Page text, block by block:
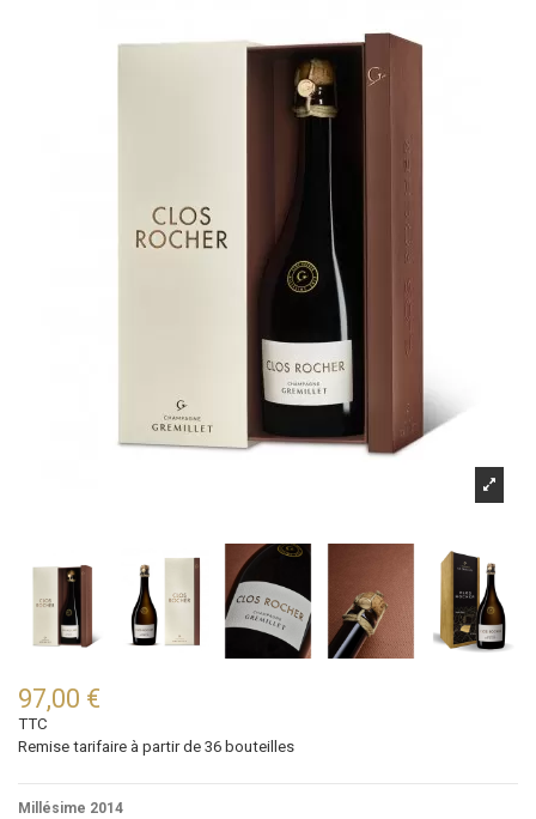
97,00 €
TTC
Remise tarifaire à partir de 36 bouteilles
Millésime 2014